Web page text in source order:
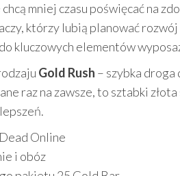
mniej czasu poświęcać na
którzy lubią planować
kluczowych elementów
Gold Rush – szybka
raz na zawsze, to sztabki
Online
i obóz